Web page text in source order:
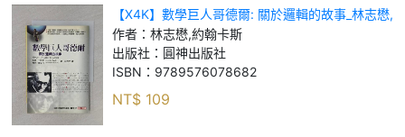
【X4K】數學巨人哥德爾: 關於邏輯的故事_林志懋,
約翰卡斯
作者： 林志懋,約翰卡斯
出版社： 圓神出版社
ISBN： 9789576078682
NT$ 109